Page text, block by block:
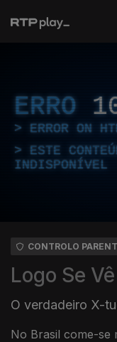
ERRO
ERROR ON
ESTE
INDISPONÍVEL
CONTROLO
Logo Se Vê
O verdadeiro X-
No Brasil come-se